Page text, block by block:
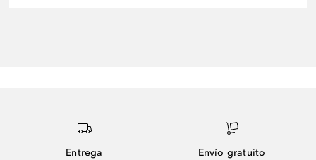
Entrega
Envío gratuito